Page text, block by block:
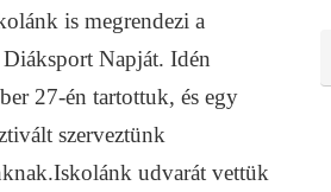
is megrendezi a
Napját. Idén
27-én tartottuk, és egy
szerveztünk
udvarát vettük